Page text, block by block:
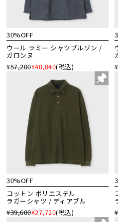
30%OFF
ウール ラミー シャツブルゾン /
ガロンヌ
¥57,200¥40,040(税込)
30%OFF
コットン ポリエステル
ラガーシャツ / ディアブル
¥39,600¥27,720(税込)